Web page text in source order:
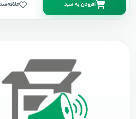
افزودن به سبد